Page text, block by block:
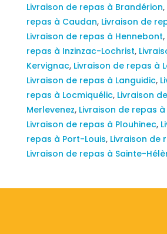
Livraison de repas à Brandérion,
repas à Caudan, Livraison de
Livraison de repas à Hennebont,
repas à Inzinzac-Lochrist,
Kervignac, Livraison de repas à
Livraison de repas à Languidic,
repas à Locmiquélic, Livraison
Merlevenez, Livraison de repas
Livraison de repas à Plouhinec,
repas à Port-Louis, Livraison de
Livraison de repas à Sainte-